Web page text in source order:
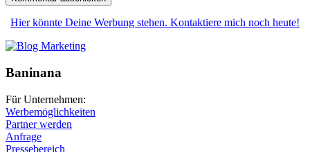
Hier könnte Deine Werbung stehen. Kontaktiere mich noch heute!
Baninana
Für Unternehmen:
Werbemöglichkeiten
Partner werden
Anfrage
Pressebereich